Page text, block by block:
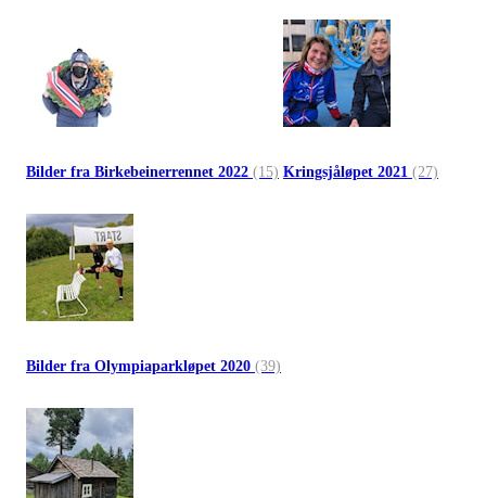
Bilder fra Birkebeinerrennet 2022 (15) Kringsjåløpet 2021 (27)
Bilder fra Olympiaparkløpet 2020 (39)